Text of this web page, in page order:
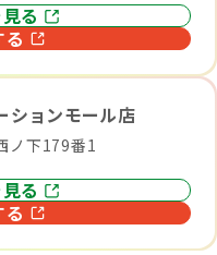
る
ションモール店
ノ下179番1
る